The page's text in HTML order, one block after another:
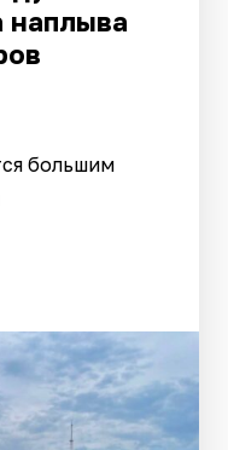
наплыва
большим